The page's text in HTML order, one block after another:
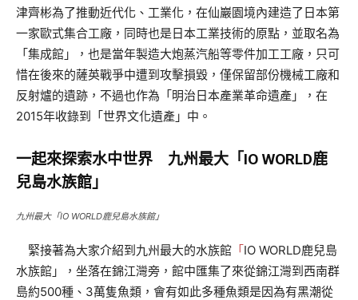
津齊彬為了推動近代化、工業化，在仙巖園境內建造了日本第
一家歐式集合工廠，同時也是日本工業技術的原點，並取名為
「集成館」，也是當年製造大炮蒸汽船等零件加工工廠，只可
惜在後來的薩英戰爭中遭到攻擊損毀，僅保留部份機械工廠和
反射爐的遺跡，不過也作為「明治日本產業革命遺產」，在
2015年收錄到「世界文化遺產」中。
一起來探索水中世界 九州最大「 IO WORLD鹿
兒島水族館」
九州最大「IO WORLD鹿兒島水族館」
緊接著為大家介紹到九州最大的水族館 「IO WORLD鹿兒島
水族館」，坐落在錦江灣旁，館中匯集了來從錦江灣到西南群
島約500種、3萬隻魚類，會有如此多種魚類是因為有黑潮從